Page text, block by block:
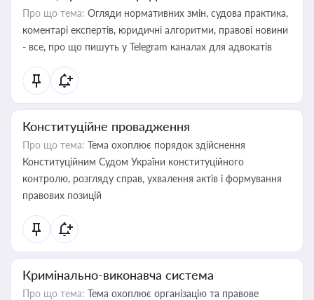
Про що тема: Огляди нормативних змін, судова практика,
коментарі експертів, юридичні алгоритми, правові новини
- все, про що пишуть у Telegram каналах для адвокатів
Конституційне провадження
Про що тема: Тема охоплює порядок здійснення
Конституційним Судом України конституційного
контролю, розгляду справ, ухвалення актів і формування
правових позицій
Кримінально-виконавча система
Про що тема: Тема охоплює організацію та правове